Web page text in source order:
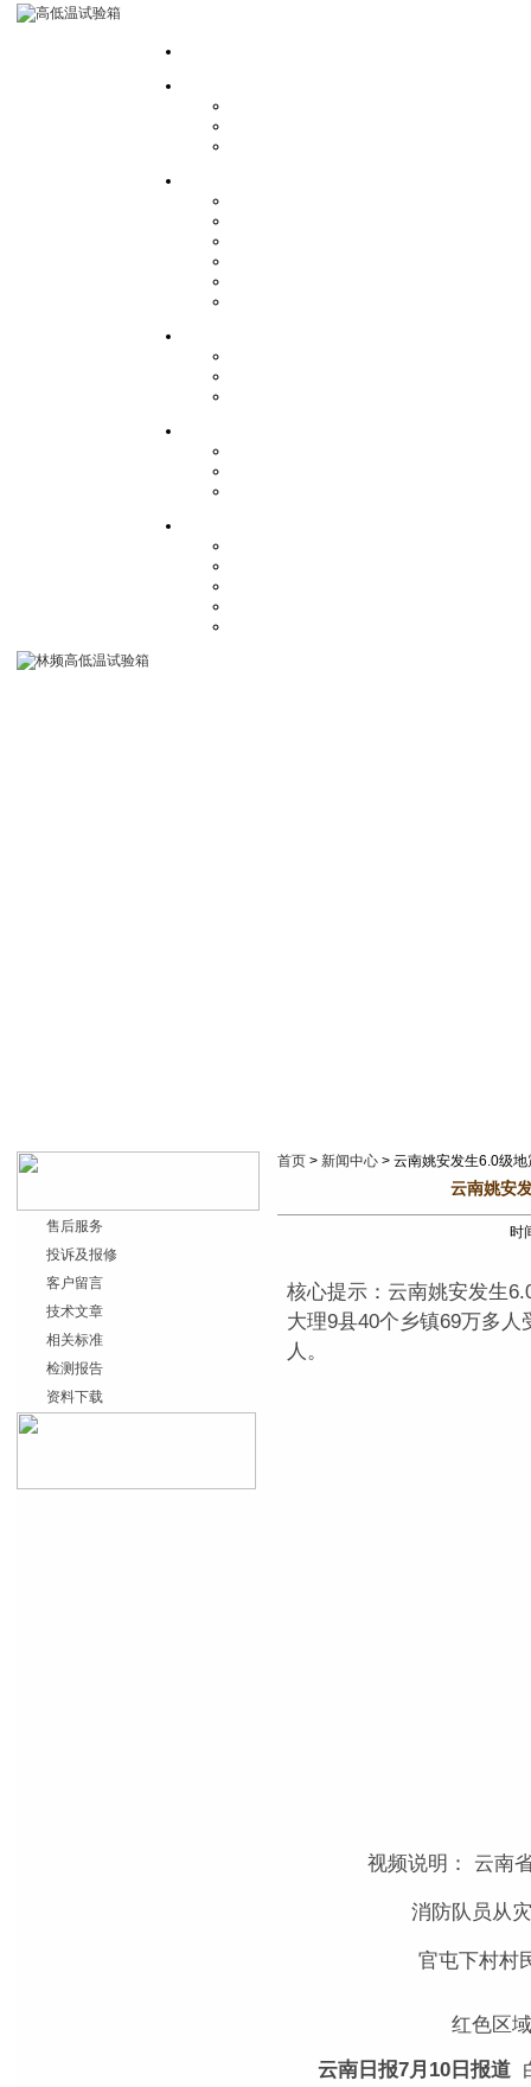
售后服务
投诉及报修
客户留言
技术文章
相关标准
检测报告
资料下载
首页 > 新闻中心 > 云南姚安发生6.0级
云南姚安
时
核心提示：云南姚安发生
大理9县40个乡镇69万多
人。
视频说明： 云南
消防队员从
官屯下村村
红色区
云南日报7月10日报道